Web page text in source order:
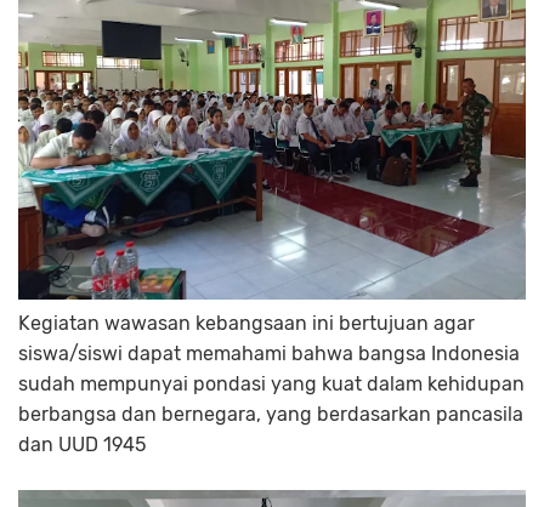
Kegiatan wawasan kebangsaan ini bertujuan agar
siswa/siswi dapat memahami bahwa bangsa Indonesia
sudah mempunyai pondasi yang kuat dalam kehidupan
berbangsa dan bernegara, yang berdasarkan pancasila
dan UUD 1945